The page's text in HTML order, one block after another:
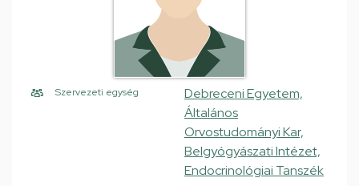
Szervezeti egység
Debreceni Egyetem,
Általános
Orvostudományi Kar,
Belgyógyászati Intézet,
Endocrinológiai Tanszék